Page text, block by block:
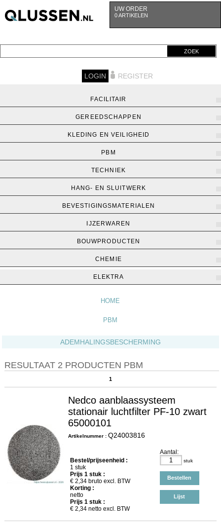
UW ORDER
0 ARTIKELEN
ZOEK
LOGIN REGISTER
FACILITAIR
GEREEDSCHAPPEN
KLEDING EN VEILIGHEID
PBM
TECHNIEK
HANG- EN SLUITWERK
BEVESTIGINGSMATERIALEN
IJZERWAREN
BOUWPRODUCTEN
CHEMIE
ELEKTRA
HOME
PBM
ADEMHALINGSBESCHERMING
RESULTAAT 2 PRODUCTEN PBM
1
Nedco aanblaassysteem
stationair luchtfilter PF-10 zwart
65000101
Artikelnummer : Q24003816
Bestel/prijseenheid :
1 stuk
Prijs 1stuk :
€ 2,34bruto excl. BTW
Korting :
netto
Prijs 1stuk :
€ 2,34netto excl. BTW
Aantal:
stuk
Bestellen
Lijst